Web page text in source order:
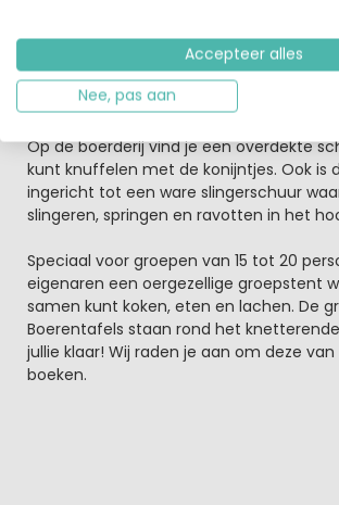
Pontjesroute erg geschikt om tijdens je
de Pippert de Betuwe te ontdekken. Boer
graag mee met de tractor en kar op
Buutenrit door de uiterwaarden.
Op de boerderij vind je een overdekte
kunt knuffelen met de konijntjes. Ook is
ingericht tot een ware slingerschuur
slingeren, springen en ravotten in het
Speciaal voor groepen van 15 tot 20
eigenaren een oergezellige groepstent
samen kunt koken, eten en lachen. De
Boerentafels staan rond het
jullie klaar! Wij raden je aan om deze
boeken.
Accepteer alles
Nee, pas aan